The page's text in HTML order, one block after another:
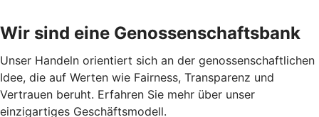
Wir sind eine Genossenschaftsbank
Unser Handeln orientiert sich an der genossenschaftlichen
Idee, die auf Werten wie Fairness, Transparenz und
Vertrauen beruht. Erfahren Sie mehr über unser
einzigartiges Geschäftsmodell.